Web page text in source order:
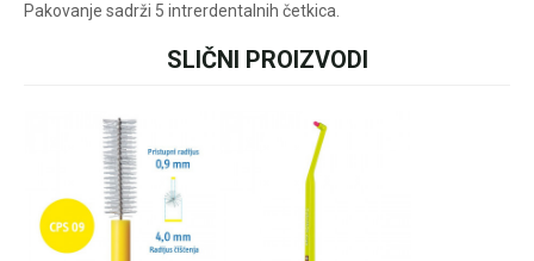
Svakog radnog dana od
08h do 16h
Pakovanje sadrži 5 intrerdentalnih četkica.
Poruka
SLIČNI PROIZVODI